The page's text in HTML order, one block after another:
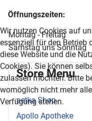
Store Menu
aetka Shop
Apollo Apotheke
Öffnungszeiten:
Montag - Freitag
Samstag uns Sonntag
Wir nutzen Cookies auf
essenziell für den Betrieb
diese Website und die
Cookies). Sie können
zulassen möchten. Bitte
womöglich nicht mehr
Verfügung stehen.